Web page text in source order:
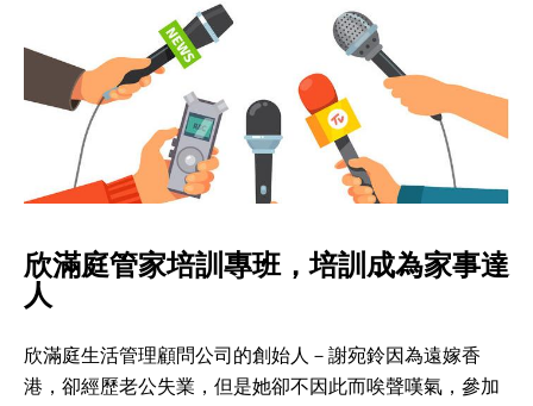
裡
欣滿庭管家培訓專班，培訓成為家事達
人
欣滿庭生活管理顧問公司的創始人－謝宛鈴因為遠嫁香
港，卻經歷老公失業，但是她卻不因此而唉聲嘆氣，參加